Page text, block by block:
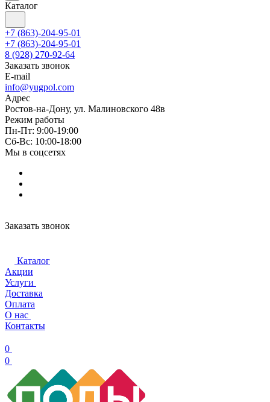
Каталог
+7 (863)-204-95-01
+7 (863)-204-95-01
8 (928) 270-92-64
Заказать звонок
E-mail
info@yugpol.com
Адрес
Ростов-на-Дону, ул. Малиновского 48в
Режим работы
Пн-Пт: 9:00-19:00
Cб-Вс: 10:00-18:00
Мы в соцсетях
Заказать звонок
Каталог
Акции
Услуги
Доставка
Оплата
О нас
Контакты
0
0